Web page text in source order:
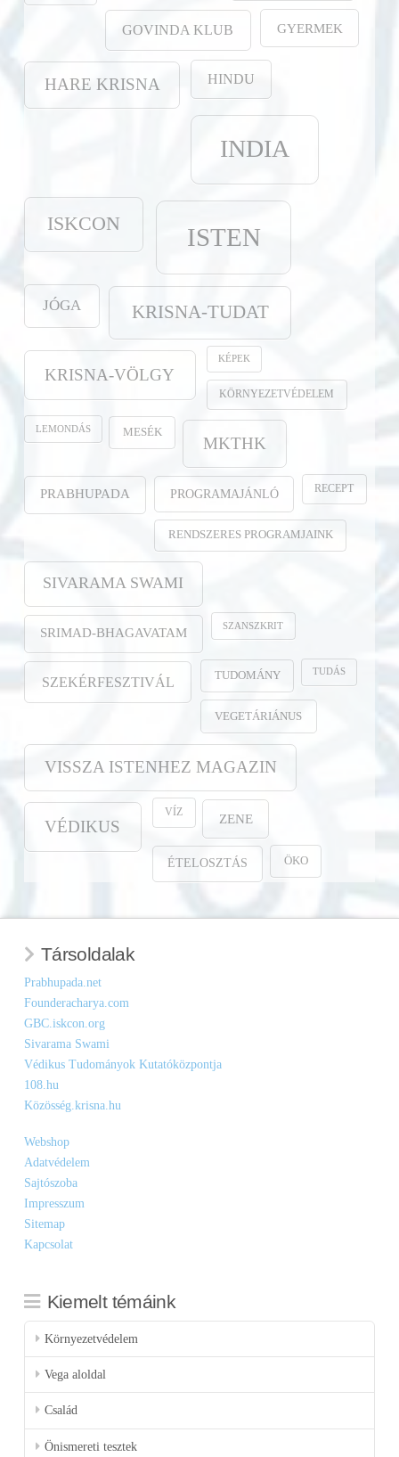
GOVINDA KLUB GYERMEK
HARE KRISNA HINDU
INDIA
ISKCON ISTEN
JÓGA KRISNA-TUDAT
KRISNA-VÖLGY
KÉPEK
KÖRNYEZETVÉDELEM
LEMONDÁS MESÉK
MKTHK
PRABHUPADA PROGRAMAJÁNLÓ RECEPT
RENDSZERES PROGRAMJAINK
SIVARAMA SWAMI
SRIMAD-BHAGAVATAM SZANSZKRIT
SZEKÉRFESZTIVÁL TUDOMÁNY TUDÁS
VEGETÁRIÁNUS
VISSZA ISTENHEZ MAGAZIN
VÉDIKUS
VÍZ ZENE
ÉTELOSZTÁS ÖKO
Társoldalak
Prabhupada.net
Founderacharya.com
GBC.iskcon.org
Sivarama Swami
Védikus Tudományok Kutatóközpontja
108.hu
Közösség.krisna.hu
Webshop
Adatvédelem
Sajtószoba
Impresszum
Sitemap
Kapcsolat
Kiemelt témáink
Környezetvédelem
Vega aloldal
Család
Önismereti tesztek